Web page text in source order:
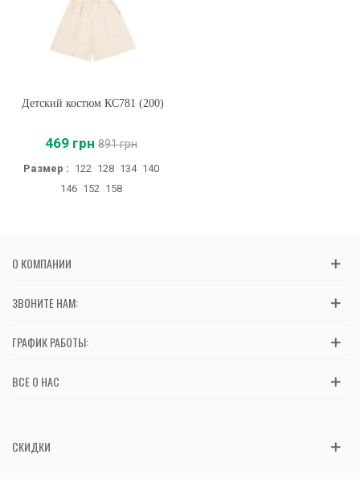
Детский костюм КС781 (200)
469 грн 891 грн
Размер : 122 128 134 140
146 152 158
О КОМПАНИИ
ЗВОНИТЕ НАМ:
ГРАФИК РАБОТЫ:
ВСЕ О НАС
СКИДКИ